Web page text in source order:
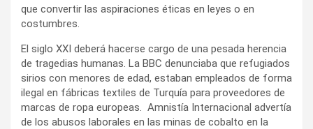
que convertir las aspiraciones éticas en leyes o en
costumbres.
El siglo XXI deberá hacerse cargo de una pesada herencia
de tragedias humanas. La BBC denunciaba que refugiados
sirios con menores de edad, estaban empleados de forma
ilegal en fábricas textiles de Turquía para proveedores de
marcas de ropa europeas. Amnistía Internacional advertía
de los abusos laborales en las minas de cobalto en la